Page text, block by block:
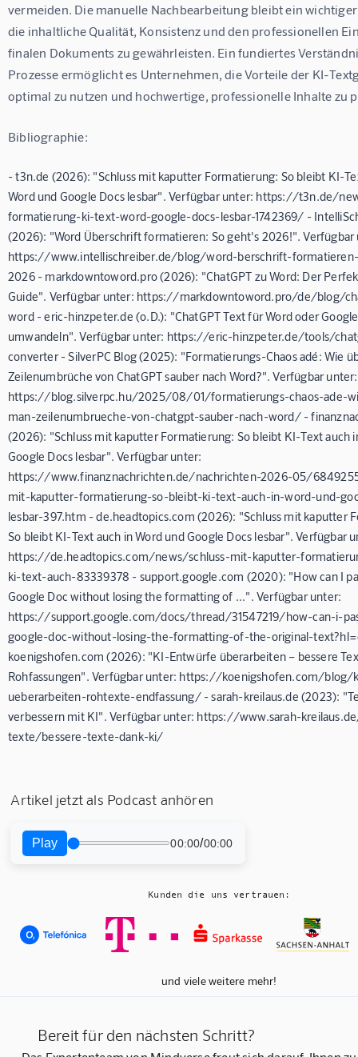
vermeiden. Die manuelle Nachbearbeitung bleibt ein
die inhaltliche Qualität, Konsistenz und den professionellen
finalen Dokuments zu gewährleisten. Ein fundiertes
Prozesse ermöglicht es Unternehmen, die Vorteile der KI-
optimal zu nutzen und hochwertige, professionelle Inhalte zu
Bibliographie:
- t3n.de (2026): "Schluss mit kaputter Formatierung: So bleibt KI-
Word und Google Docs lesbar". Verfügbar unter: https://t3n.de/
formatierung-ki-text-word-google-docs-lesbar-1742369/ -
(2026): "Word Überschrift formatieren: So geht's 2026!". Verfügbar
https://www.intellischreiber.de/blog/word-berschrift-
2026 - markdowntoword.pro (2026): "ChatGPT zu Word: Der
Guide". Verfügbar unter: https://markdowntoword.pro/de/blog/
word - eric-hinzpeter.de (o.D.): "ChatGPT Text für Word oder
umwandeln". Verfügbar unter: https://eric-hinzpeter.de/tools/
converter - SilverPC Blog (2025): "Formatierungs-Chaos adé: Wie
Zeilenumbrüche von ChatGPT sauber nach Word?". Verfügbar unter:
https://blog.silverpc.hu/2025/08/01/formatierungs-chaos-ade-
man-zeilenumbrueche-von-chatgpt-sauber-nach-word/ -
(2026): "Schluss mit kaputter Formatierung: So bleibt KI-Text auch
Google Docs lesbar". Verfügbar unter:
https://www.finanznachrichten.de/nachrichten-2026-05/
mit-kaputter-formatierung-so-bleibt-ki-text-auch-in-word-und-
lesbar-397.htm - de.headtopics.com (2026): "Schluss mit kaputter
So bleibt KI-Text auch in Word und Google Docs lesbar". Verfügbar
https://de.headtopics.com/news/schluss-mit-kaputter-
ki-text-auch-83339378 - support.google.com (2020): "How can I
Google Doc without losing the formatting of ...". Verfügbar unter:
https://support.google.com/docs/thread/31547219/how-can-i-
google-doc-without-losing-the-formatting-of-the-original-
koenigshofen.com (2026): "KI-Entwürfe überarbeiten – bessere
Rohfassungen". Verfügbar unter: https://koenigshofen.com/
ueberarbeiten-rohtexte-endfassung/ - sarah-kreilaus.de (2023):
verbessern mit KI". Verfügbar unter: https://www.sarah-
texte/bessere-texte-dank-ki/
Artikel jetzt als Podcast anhören
Play 00:00/00:00
Kunden die uns vertrauen:
und viele weitere mehr!
Bereit für den nächsten Schritt?